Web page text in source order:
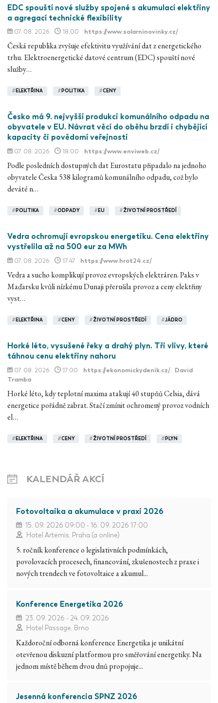
EDC spouští nové služby spojené s akumulací elektřiny
a agregací technické flexibility
07. 08. 2026 18:00 https://www.solarninovinky.cz/
Česká republika zvyšuje efektivitu využívání dat z energetického
trhu. Elektroenergetické datové centrum (EDC) spouští nové
služby…
# ELEKTŘINA # POLITIKA #CENY
Česko má 9. nejvyšší produkci komunálního odpadu na
obyvatele v EU. Návrat věcí do oběhu brzdí i chybějící
kapacity či povědomí veřejnosti
07. 08. 2026 18:00 https://www.enviweb.cz/
Podle posledních dostupných dat Eurostatu připadalo na jednoho
obyvatele Česka 538 kilogramů komunálního odpadu, což bylo
deváté n…
# POLITIKA #ODPADY # EU #ŽIVOTNÍ PROSTŘEDÍ
Vedra ochromují evropskou energetiku. Cena elektřiny
vystřelila až na 500 eur za MWh
07. 08. 2026 17:47 https://www.hrot24.cz/
Vedra a sucho komplikují provoz evropských elektráren. Paks v
Maďarsku kvůli nízkému Dunaji přerušila provoz a ceny elektřiny
vyst…
# ELEKTŘINA #CENY #ŽIVOTNÍ PROSTŘEDÍ #JÁDRO
Horké léto, vysušené řeky a drahý plyn. Tři vlivy, které
táhnou cenu elektřiny nahoru
07. 08. 2026 17:00 https://ekonomickydenik.cz/, David
Tramba
Horké léto, kdy teplotní maxima atakují 40 stupňů Celsia, dává
energetice pořádně zabrat. Stačí zmínit ochromený provoz vodních
el…
# ELEKTŘINA #CENY #ŽIVOTNÍ PROSTŘEDÍ # PLYN
KALENDÁŘ AKCÍ
Fotovoltaika a akumulace v praxi 2026
15. 09. 2026 09:00 - 16. 09. 2026 17:00
Hotel Artemis, Praha (a online)
5. ročník konference o legislativních podmínkách,
povolovacích procesech, financování, zkušenostech z praxe i
nových trendech ve fotovoltaice a akumul...
Konference Energetika 2026
23. 09. 2026 - 24. 09. 2026
Hotel Passage, Brno
Každoroční odborná konference Energetika je unikátní
otevřenou diskuzní platformou pro směřování energetiky. Na
jednom místě během dvou dnů propojuje...
Jesenná konferencia SPNZ 2026